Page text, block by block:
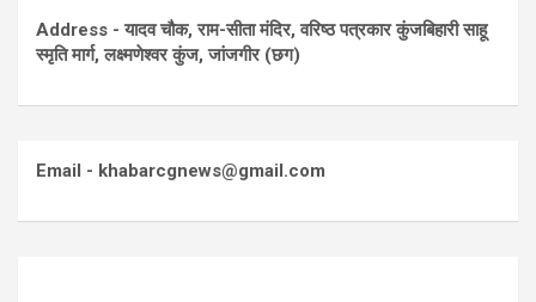
Address - यादव चौक, राम-सीता मंदिर, वरिष्ठ पत्रकार कुंजबिहारी साहू
स्मृति मार्ग, लक्ष्मणेश्वर कुंज, जांजगीर (छग)
Email - khabarcgnews@gmail.com